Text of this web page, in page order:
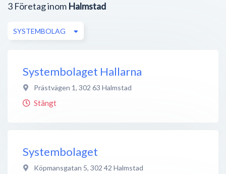
3 Företag inom Halmstad
SYSTEMBOLAG
Systembolaget Hallarna
Prästvägen 1, 302 63 Halmstad
Stängt
Systembolaget
Köpmansgatan 5, 302 42 Halmstad